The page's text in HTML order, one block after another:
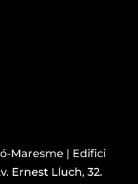
Maresme | Edifici
Ernest Lluch, 32.